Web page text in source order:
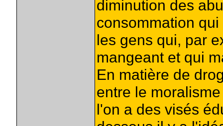
diminution des
consommation
les gens qui, par
mangeant et qui
En matière de
entre le
l'on a des visés